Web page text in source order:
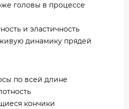
головы в процессе
и эластичность
динамику прядей
по всей длине
кончики